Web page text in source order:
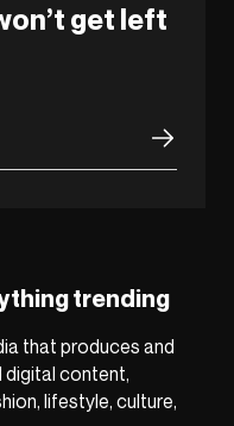
get left
trending
that produces and
content,
lifestyle, culture,